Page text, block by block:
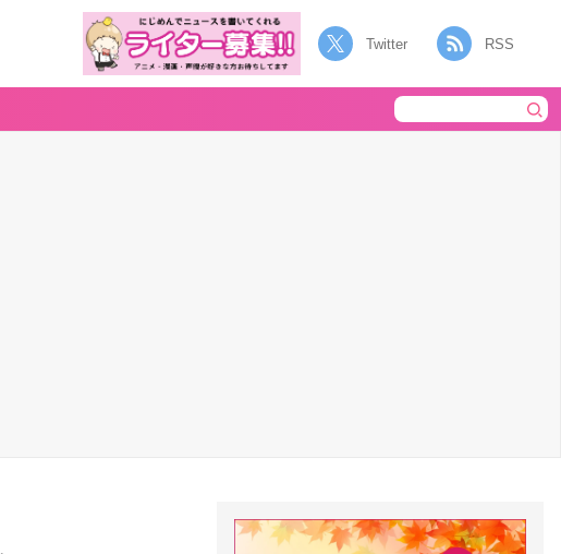
Twitter RSS